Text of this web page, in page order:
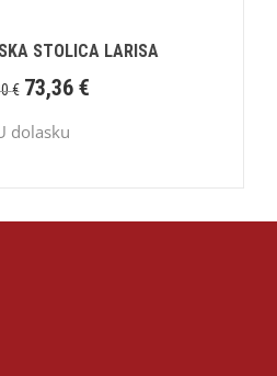
STOLICA LARISA
€ 73,36 €
dolasku